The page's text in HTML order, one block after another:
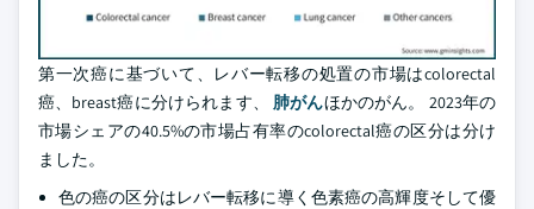
第一次癌に基づいて、レバー転移の処置の市場はcolorectal
癌、breast癌に分けられます、 肺がんほかのがん。 2023年の
市場シェアの40.5%の市場占有率のcolorectal癌の区分は分け
ました。
色の癌の区分はレバー転移に導く色素癌の高輝度そして優